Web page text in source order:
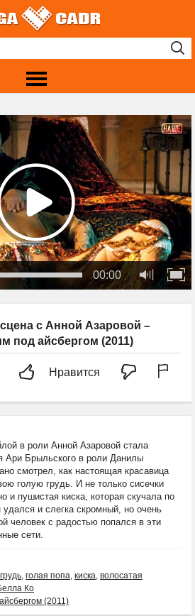
00:00
с Анной Азаровой –
под айсбергом (2011)
Нравится
в роли Анной Азаровой стала
Ари Брыльского в роли Данилы
смотрел, как настоящая красавица
голую грудь. И не только сисечки
и пушистая киска, которая скучала по
и слегка скромный, но очень
человек с радостью попался в эти
сети.
, голая попа, киска, волосатая
Ко
(2011)